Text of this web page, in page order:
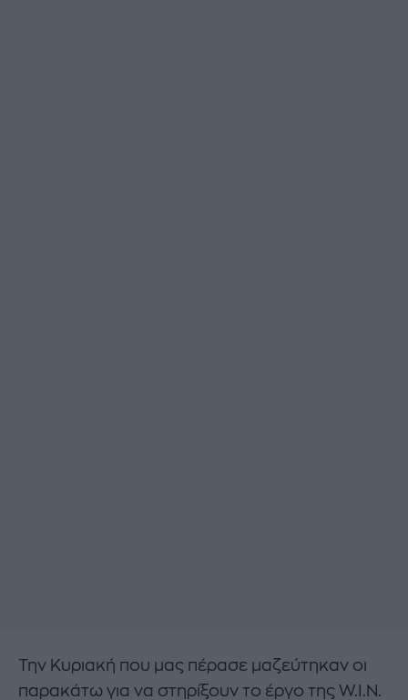
Την Κυριακή που μας πέρασε μαζεύτηκαν οι
παρακάτω για να στηρίξουν το έργο της W.I.N.